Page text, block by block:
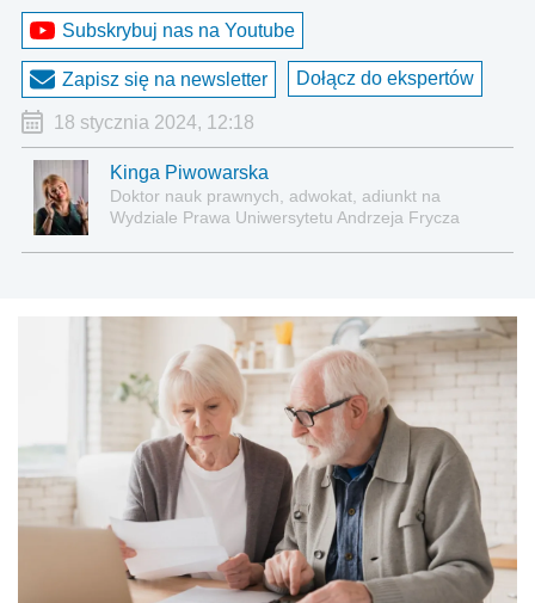
Subskrybuj nas na Youtube
Zapisz się na newsletter Dołącz do ekspertów
18 stycznia 2024, 12:18
Kinga Piwowarska
Doktor nauk prawnych, adwokat, adiunkt na
Wydziale Prawa Uniwersytetu Andrzeja Frycza
administracyjnoprawnych aspektach związanych z
pracą i pomocą socjalną.